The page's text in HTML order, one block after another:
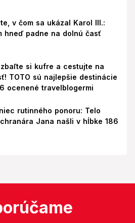
v čom sa ukázal Karol III.:
hneď padne na dolnú časť
si kufre a cestujte na
TOTO sú najlepšie destinácie
ocenené travelblogermi
rutinného ponoru: Telo
Jana našli v hĺbke 186